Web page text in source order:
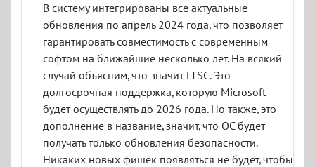
В систему интегрированы все актуальные
обновления по апрель 2024 года, что позволяет
гарантировать совместимость с современным
софтом на ближайшие несколько лет. На всякий
случай объясним, что значит LTSC. Это
долгосрочная поддержка, которую Microsoft
будет осуществлять до 2026 года. Но также, это
дополнение в название, значит, что ОС будет
получать только обновления безопасности.
Никаких новых фишек появляться не будет, чтобы